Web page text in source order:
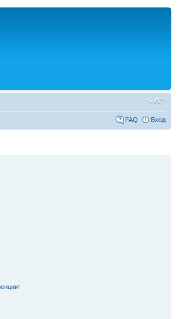
FAQ Вход